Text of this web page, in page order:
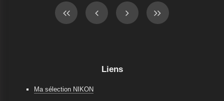
Liens
Ma sélection NIKON